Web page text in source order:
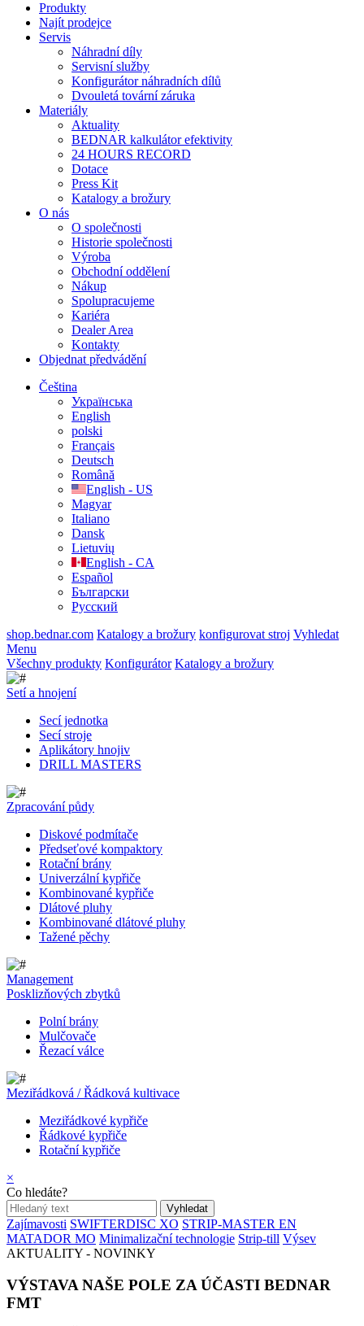
Produkty
Najít prodejce
Servis
Náhradní díly
Servisní služby
Konfigurátor náhradních dílů
Dvouletá tovární záruka
Materiály
Aktuality
BEDNAR kalkulátor efektivity
24 HOURS RECORD
Dotace
Press Kit
Katalogy a brožury
O nás
O společnosti
Historie společnosti
Výroba
Obchodní oddělení
Nákup
Spolupracujeme
Kariéra
Dealer Area
Kontakty
Objednat předvádění
Čeština
Українська
English
polski
Français
Deutsch
Română
English - US
Magyar
Italiano
Dansk
Lietuvių
English - CA
Español
Български
Русский
shop.bednar.com Katalogy a brožury konfigurovat stroj Vyhledat
Menu
Všechny produkty Konfigurátor Katalogy a brožury
Setí a hnojení
Secí jednotka
Secí stroje
Aplikátory hnojiv
DRILL MASTERS
Zpracování půdy
Diskové podmítače
Předseťové kompaktory
Rotační brány
Univerzální kypřiče
Kombinované kypřiče
Dlátové pluhy
Kombinované dlátové pluhy
Tažené pěchy
Management
Posklizňových zbytků
Polní brány
Mulčovače
Řezací válce
Meziřádková / Řádková kultivace
Meziřádkové kypřiče
Řádkové kypřiče
Rotační kypřiče
×
Co hledáte?
Zajímavosti SWIFTERDISC XO STRIP-MASTER EN
MATADOR MO Minimalizační technologie Strip-till Výsev
AKTUALITY - NOVINKY
VÝSTAVA NAŠE POLE ZA ÚČASTI BEDNAR
FMT